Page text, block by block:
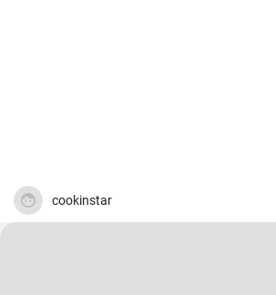
cookinstar